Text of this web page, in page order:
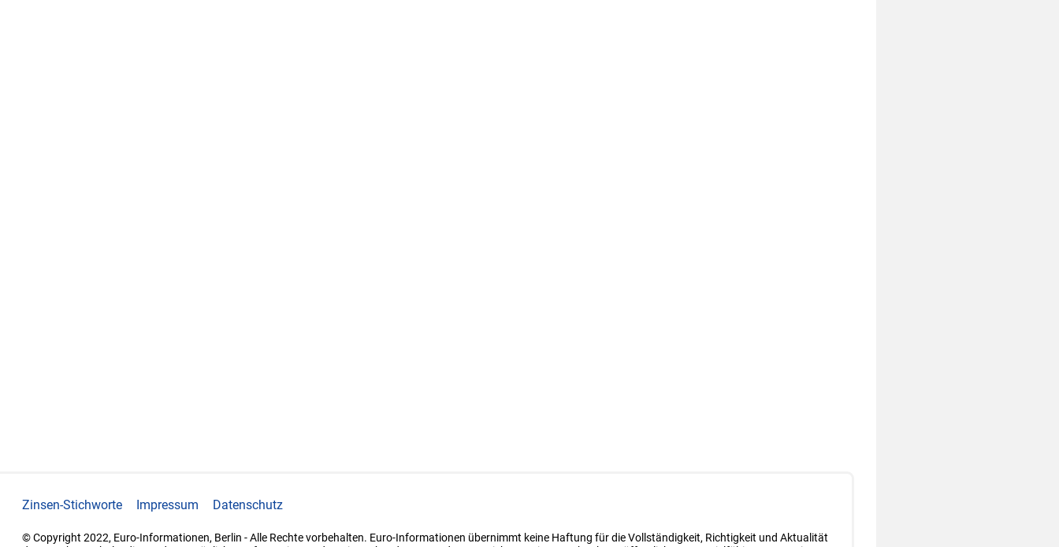
Zinsen-Stichworte Impressum Datenschutz
© Copyright 2022, Euro-Informationen, Berlin - Alle Rechte vorbehalten. Euro-Informationen übernimmt keine Haftung für die Vollständigkeit, Richtigkeit und Aktualität